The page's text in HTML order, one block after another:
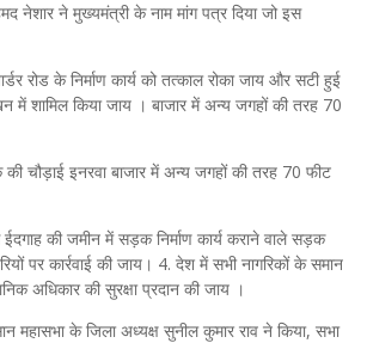
नेशार ने मुख्यमंत्री के नाम मांग पत्र दिया जो इस
रोड के निर्माण कार्य को तत्काल रोका जाय और सटी हुई
में शामिल किया जाय । बाजार में अन्य जगहों की तरह 70
चौड़ाई इनरवा बाजार में अन्य जगहों की तरह 70 फीट
ईदगाह की जमीन में सड़क निर्माण कार्य कराने वाले सड़क
पर कार्रवाई की जाय। 4. देश में सभी नागरिकों के समान
अधिकार की सुरक्षा प्रदान की जाय ।
महासभा के जिला अध्यक्ष सुनील कुमार राव ने किया, सभा